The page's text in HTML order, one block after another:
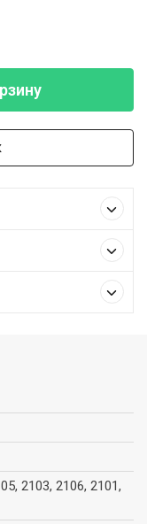
2103, 2106, 2101,